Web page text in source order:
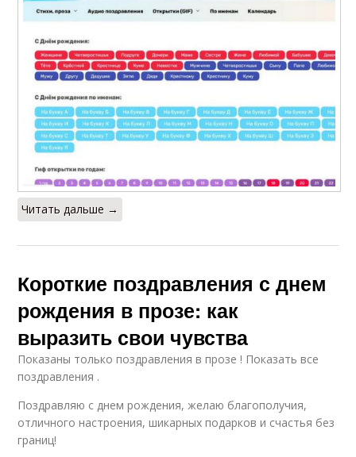
Читать дальше →
Короткие поздравления с днем
рождения в прозе: как
выразить свои чувства
Показаны только поздравления в прозе ! Показать все
поздравления .
Поздравляю с днем рождения, желаю благополучия,
отличного настроения, шикарных подарков и счастья без
границ!